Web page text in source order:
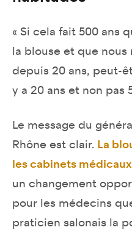
« Si cela fait 500 ans
la blouse et que nous
depuis 20 ans, peut-
y a 20 ans et non pas
Le message du
Rhône est clair. La
les cabinets
un changement
pour les médecins
praticien salonais la